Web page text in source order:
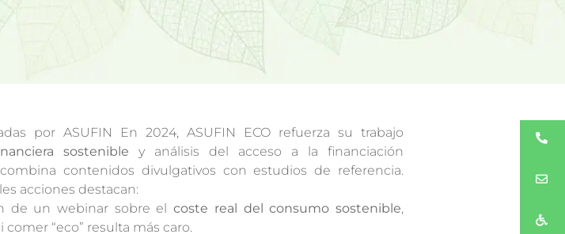
ASUFIN ECO refuerza su trabajo
sostenible y análisis del acceso a la financiación
contenidos divulgativos con estudios de referencia.
acciones destacan:
de un webinar sobre el coste real del consumo sostenible,
comer “eco” resulta más caro.